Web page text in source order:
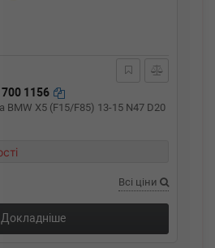
700 1156
BMW X5 (F15/F85) 13-15 N47 D20
Всі ціни
Докладніше